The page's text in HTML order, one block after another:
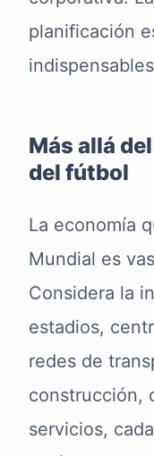
planificación
Más allá
del fútbol
La economía
Mundial es
Considera la
estadios,
redes de
construcción,
servicios,